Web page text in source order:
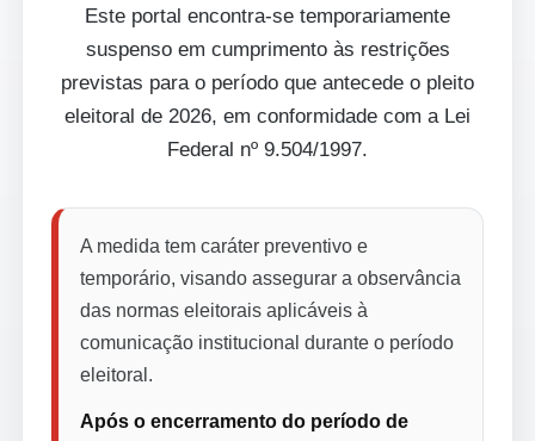
Este portal encontra-se temporariamente
suspenso em cumprimento às restrições
previstas para o período que antecede o pleito
eleitoral de 2026, em conformidade com a Lei
Federal nº 9.504/1997.
A medida tem caráter preventivo e
temporário, visando assegurar a observância
das normas eleitorais aplicáveis à
comunicação institucional durante o período
eleitoral.
Após o encerramento do período de